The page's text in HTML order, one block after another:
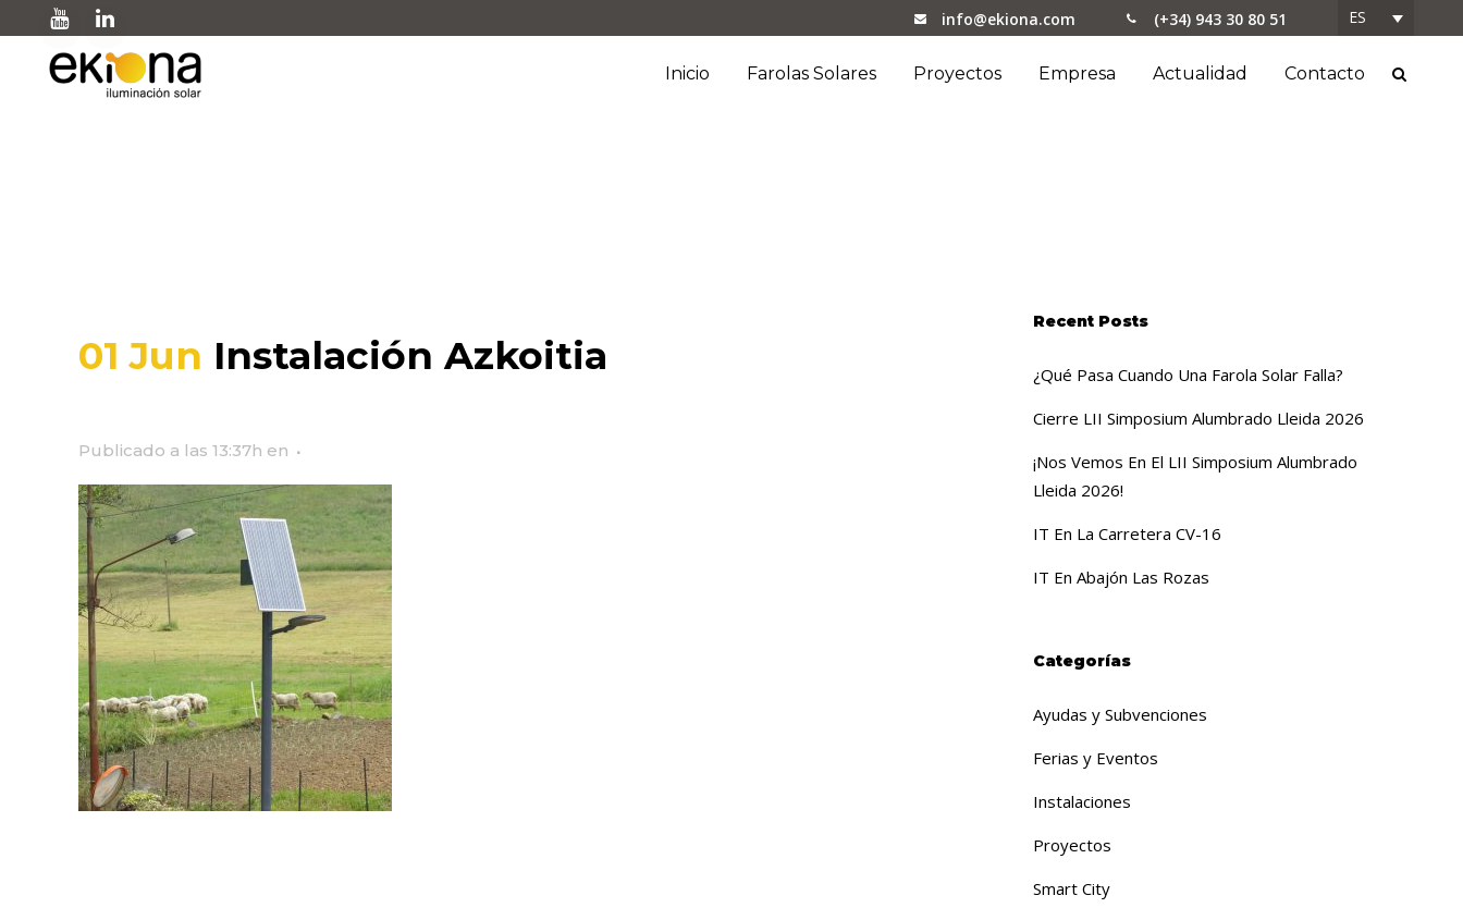
info@ekiona.com (+34) 943 30 80 51 ES
Inicio Farolas Solares Proyectos Empresa Actualidad Contacto
01 Jun Instalación Azkoitia
Publicado a las 13:37h en
Recent Posts
¿Qué Pasa Cuando Una Farola Solar Falla?
Cierre LII Simposium Alumbrado Lleida 2026
¡Nos Vemos En El LII Simposium Alumbrado
Lleida 2026!
IT En La Carretera CV-16
IT En Abajón Las Rozas
Categorías
Ayudas y Subvenciones
Ferias y Eventos
Instalaciones
Proyectos
Smart City